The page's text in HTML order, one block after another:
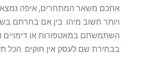
אתכם משאר המתחרים, איפה
ויותר חשוב מיהו. בין אם בחרתם
השתמשתם במאטפורות או
בבחירת שם לעסק אין חוקים. הכל